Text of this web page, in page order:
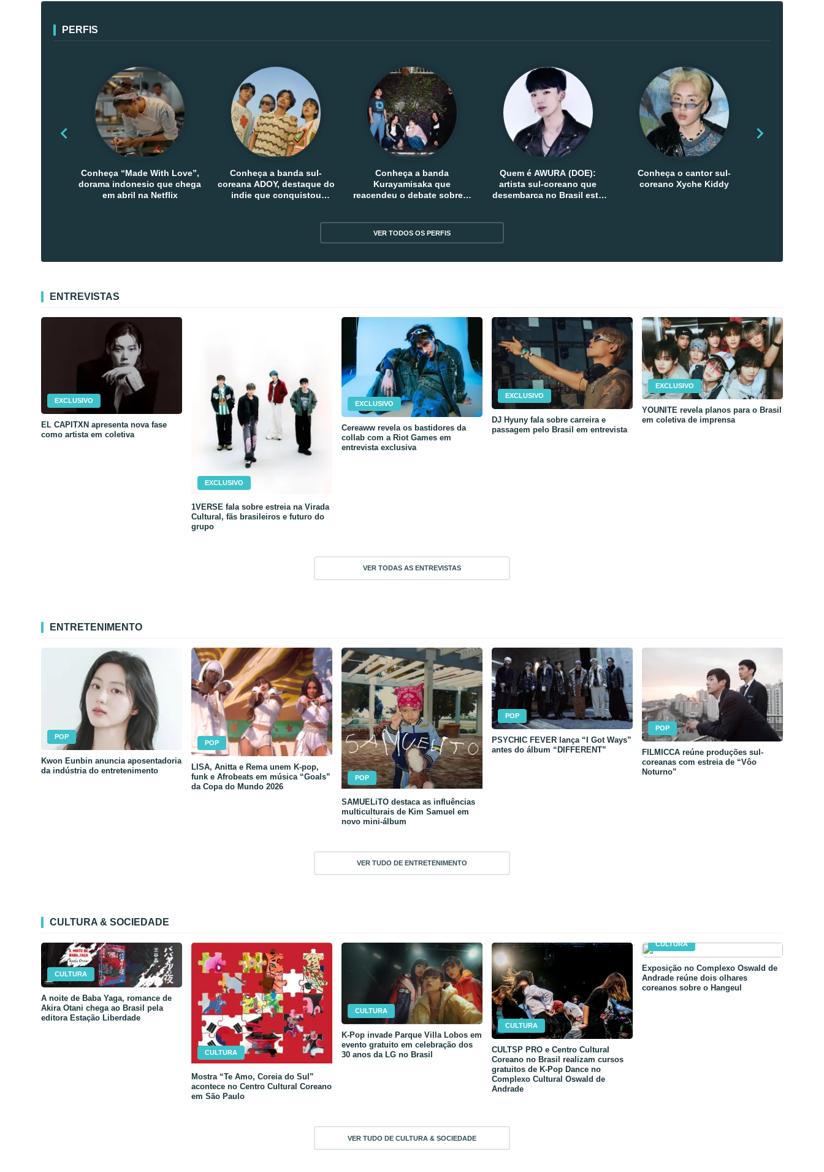
PERFIS
Conheça “Made With Love”,
dorama indonesio que chega
em abril na Netflix
Conheça a banda sul-
coreana ADOY, destaque do
indie que conquistou
Conheça a banda
Kurayamisaka que
reacendeu o debate sobre o
Quem é AWURA (DOE):
artista sul-coreano que
desembarca no Brasil esta
Conheça o cantor sul-
coreano Xyche Kiddy
VER TODOS OS PERFIS
ENTREVISTAS
EXCLUSIVO
EL CAPITXN apresenta nova fase
como artista em coletiva
EXCLUSIVO
1VERSE fala sobre estreia na Virada
Cultural, fãs brasileiros e futuro do
grupo
EXCLUSIVO
Cereaww revela os bastidores da
collab com a Riot Games em
entrevista exclusiva
EXCLUSIVO
DJ Hyuny fala sobre carreira e
passagem pelo Brasil em entrevista
EXCLUSIVO
YOUNITE revela planos para o Brasil
em coletiva de imprensa
VER TODAS AS ENTREVISTAS
ENTRETENIMENTO
POP
Kwon Eunbin anuncia aposentadoria
da indústria do entretenimento
POP
LISA, Anitta e Rema unem K-pop,
funk e Afrobeats em música “Goals”
da Copa do Mundo 2026
POP
SAMUELiTO destaca as influências
multiculturais de Kim Samuel em
novo mini-álbum
POP
PSYCHIC FEVER lança “I Got Ways”
antes do álbum “DIFFERENT”
POP
FILMICCA reúne produções sul-
coreanas com estreia de “Vôo
Noturno”
VER TUDO DE ENTRETENIMENTO
CULTURA & SOCIEDADE
CULTURA
A noite de Baba Yaga, romance de
Akira Otani chega ao Brasil pela
editora Estação Liberdade
CULTURA
Mostra “Te Amo, Coreia do Sul”
acontece no Centro Cultural Coreano
em São Paulo
CULTURA
K-Pop invade Parque Villa Lobos em
evento gratuito em celebração dos
30 anos da LG no Brasil
CULTURA
CULTSP PRO e Centro Cultural
Coreano no Brasil realizam cursos
gratuitos de K-Pop Dance no
Complexo Cultural Oswald de
Andrade
CULTURA
Exposição no Complexo Oswald de
Andrade reúne dois olhares
coreanos sobre o Hangeul
VER TUDO DE CULTURA & SOCIEDADE